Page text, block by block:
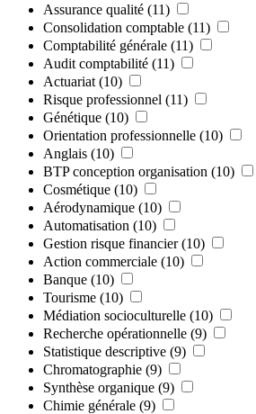
Assurance qualité (11)
Consolidation comptable (11)
Comptabilité générale (11)
Audit comptabilité (11)
Actuariat (10)
Risque professionnel (11)
Génétique (10)
Orientation professionnelle (10)
Anglais (10)
BTP conception organisation (10)
Cosmétique (10)
Aérodynamique (10)
Automatisation (10)
Gestion risque financier (10)
Action commerciale (10)
Banque (10)
Tourisme (10)
Médiation socioculturelle (10)
Recherche opérationnelle (9)
Statistique descriptive (9)
Chromatographie (9)
Synthèse organique (9)
Chimie générale (9)